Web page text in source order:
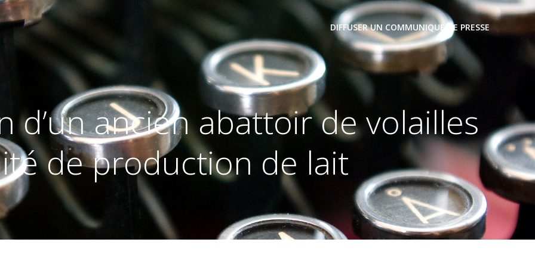
DIFFUSER UN COMMUNIQUÉ DE PRESSE
d’un ancien abattoir de volailles
de production de lait